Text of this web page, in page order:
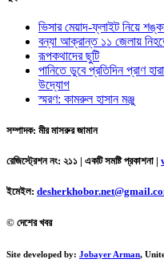
ভিসার মেয়াদ-ফ্লাইট নিয়ে
বন্যা আক্রান্ত ১১ জেলায়
রূপকথাদের ছুটি
পানিতে ডুবে প্রতিদিন প্রাণ
উদ্যোগ
স্মরণ: কামরুল হাসান মঞ্জু
সম্পাদক: মীর মাসরুর জামান
রেজিস্ট্রেশন নং: ২১১ | একটি সমষ্টি প্রকাশনা |
ইমেইল:
© দেশের খবর
Site developed by: Jobayer Arman,